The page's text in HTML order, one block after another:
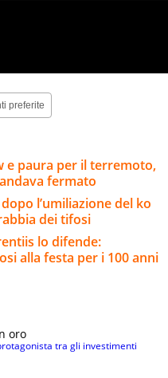
preferite
e paura per il terremoto,
fermato
l’umiliazione del ko
dei tifosi
lo difende:
alla festa per i 100 anni
oro
tra gli investimenti